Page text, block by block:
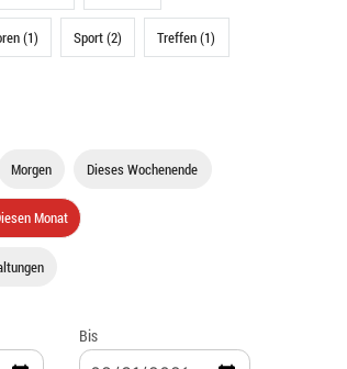
(1) Sport (2) Treffen (1)
Morgen Dieses Wochenende
Monat
Bis